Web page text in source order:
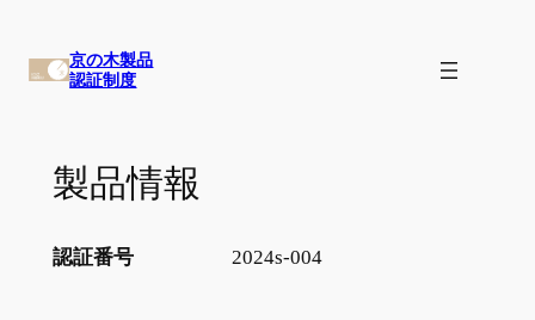
京の木製品
認証制度
製品情報
認証番号 2024s-004